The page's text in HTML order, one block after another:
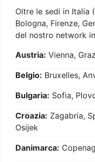
Oltre le sedi in Italia
Bologna, Firenze,
del nostro network
Austria: Vienna,
Belgio: Bruxelles,
Bulgaria: Sofia,
Croazia: Zagabria,
Osijek
Danimarca: